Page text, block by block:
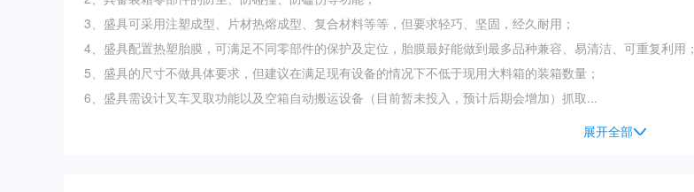
3、盛具可采用注塑成型、片材热熔成型、复合材料等等，但要求轻巧、坚固，经久耐用；
4、盛具配置热塑胎膜，可满足不同零部件的保护及定位，胎膜最好能做到最多品种兼容、易清洁、可重复利用；
5、盛具的尺寸不做具体要求，但建议在满足现有设备的情况下不低于现用大料箱的装箱数量；
6、盛具需设计叉车叉取功能以及空箱自动搬运设备（目前暂未投入，预计后期会增加）抓取...
展开全部